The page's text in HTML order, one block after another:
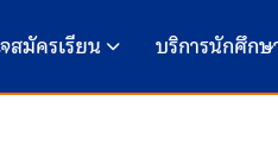
สมัครเรียน บริการนักศึกษ